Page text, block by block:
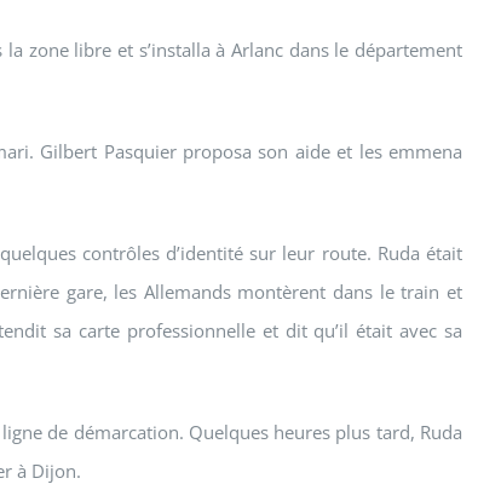
zone libre et s’installa à Arlanc dans le département
Gilbert Pasquier proposa son aide et les emmena
contrôles d’identité sur leur route. Ruda était
gare, les Allemands montèrent dans le train et
sa carte professionnelle et dit qu’il était avec sa
de démarcation. Quelques heures plus tard, Ruda
à Dijon.